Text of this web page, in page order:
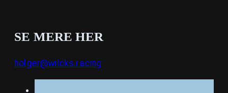
SE MERE HER
holger@wilcks.racing